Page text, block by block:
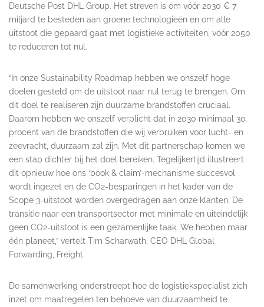
Deutsche Post DHL Group. Het streven is om vóór 2030 € 7
miljard te besteden aan groene technologieën en om alle
uitstoot die gepaard gaat met logistieke activiteiten, vóór 2050
te reduceren tot nul.
“In onze Sustainability Roadmap hebben we onszelf hoge
doelen gesteld om de uitstoot naar nul terug te brengen. Om
dit doel te realiseren zijn duurzame brandstoffen cruciaal.
Daarom hebben we onszelf verplicht dat in 2030 minimaal 30
procent van de brandstoffen die wij verbruiken voor lucht- en
zeevracht, duurzaam zal zijn. Met dit partnerschap komen we
een stap dichter bij het doel bereiken. Tegelijkertijd illustreert
dit opnieuw hoe ons ‘book & claim’-mechanisme succesvol
wordt ingezet en de CO2-besparingen in het kader van de
Scope 3-uitstoot worden overgedragen aan onze klanten. De
transitie naar een transportsector met minimale en uiteindelijk
geen CO2-uitstoot is een gezamenlijke taak. We hebben maar
één planeet,” vertelt Tim Scharwath, CEO DHL Global
Forwarding, Freight.
De samenwerking onderstreept hoe de logistiekspecialist zich
inzet om maatregelen ten behoeve van duurzaamheid te